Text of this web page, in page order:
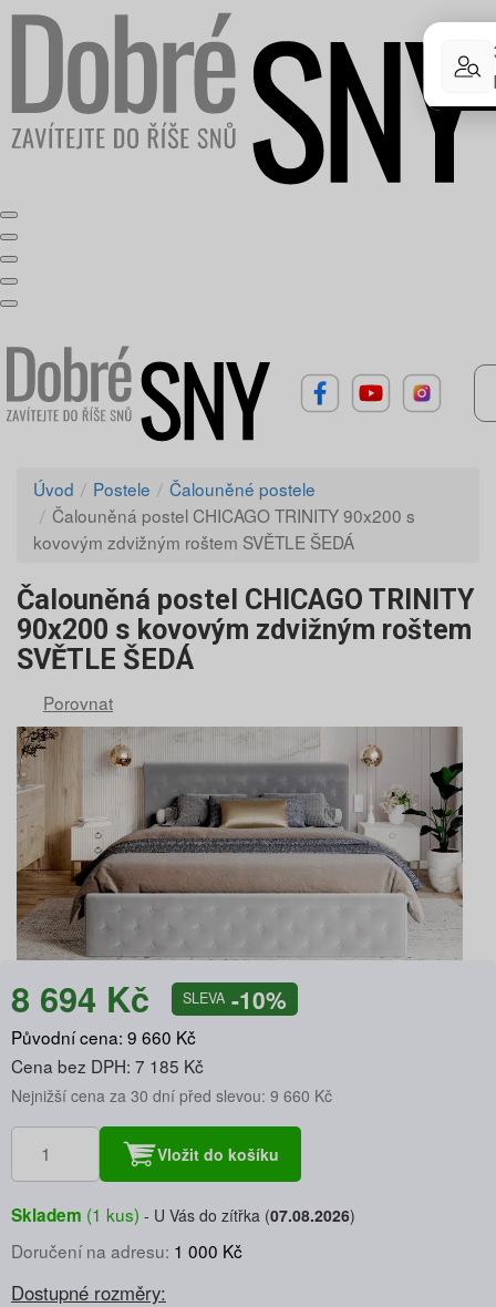
Úvod Postele
Čalouněné postele
Čalouněná postel CHICAGO TRINITY 90x200 s
kovovým zdvižným roštem SVĚTLE ŠEDÁ
Čalouněná postel CHICAGO TRINITY
90x200 s kovovým zdvižným roštem
SVĚTLE ŠEDÁ
Porovnat
8 694 Kč SLEVA -10%
Původní cena: 9 660 Kč
Cena bez DPH: 7 185 Kč
Nejnižší cena za 30 dní před slevou: 9 660 Kč
Vložit do košíku
Skladem (1 kus) U Vás do zítřka (07.08.2026)
Doručení na adresu: 1 000 Kč
Dostupné rozměry: